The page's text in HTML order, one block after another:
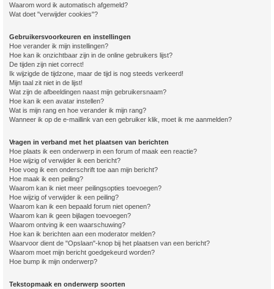
Waarom word ik automatisch afgemeld?
Wat doet "verwijder cookies"?
Gebruikersvoorkeuren en instellingen
Hoe verander ik mijn instellingen?
Hoe kan ik onzichtbaar zijn in de online gebruikers lijst?
De tijden zijn niet correct!
Ik wijzigde de tijdzone, maar de tijd is nog steeds verkeerd!
Mijn taal zit niet in de lijst!
Wat zijn de afbeeldingen naast mijn gebruikersnaam?
Hoe kan ik een avatar instellen?
Wat is mijn rang en hoe verander ik mijn rang?
Wanneer ik op de e-maillink van een gebruiker klik, moet ik me aanmelden?
Vragen in verband met het plaatsen van berichten
Hoe plaats ik een onderwerp in een forum of maak een reactie?
Hoe wijzig of verwijder ik een bericht?
Hoe voeg ik een onderschrift toe aan mijn bericht?
Hoe maak ik een peiling?
Waarom kan ik niet meer peilingsopties toevoegen?
Hoe wijzig of verwijder ik een peiling?
Waarom kan ik een bepaald forum niet openen?
Waarom kan ik geen bijlagen toevoegen?
Waarom ontving ik een waarschuwing?
Hoe kan ik berichten aan een moderator melden?
Waarvoor dient de "Opslaan"-knop bij het plaatsen van een bericht?
Waarom moet mijn bericht goedgekeurd worden?
Hoe bump ik mijn onderwerp?
Tekstopmaak en onderwerp soorten